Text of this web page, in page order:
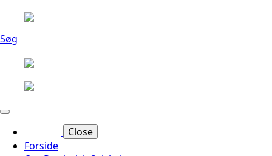
Søg
Close
Forside